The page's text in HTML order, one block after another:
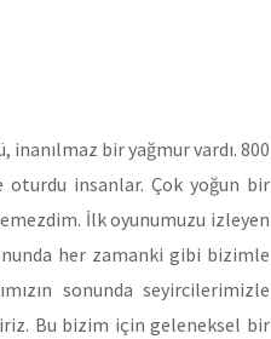
inanılmaz bir yağmur vardı. 800
oturdu insanlar. Çok yoğun bir
İlk oyunumuzu izleyen
her zamanki gibi bizimle
sonunda seyircilerimizle
Bu bizim için geleneksel bir